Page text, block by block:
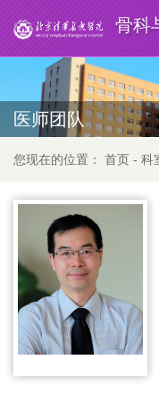
骨科
医师团队
您现在的位置： 首页 - 科